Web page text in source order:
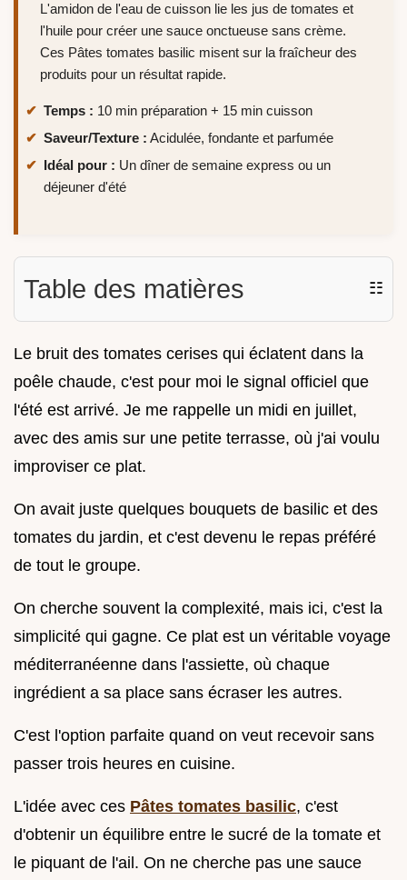
L'amidon de l'eau de cuisson lie les jus de tomates et
l'huile pour créer une sauce onctueuse sans crème.
Ces Pâtes tomates basilic misent sur la fraîcheur des
produits pour un résultat rapide.
Temps : 10 min préparation + 15 min cuisson
Saveur/Texture : Acidulée, fondante et parfumée
Idéal pour : Un dîner de semaine express ou un
déjeuner d'été
Table des matières ☷
Le bruit des tomates cerises qui éclatent dans la
poêle chaude, c'est pour moi le signal officiel que
l'été est arrivé. Je me rappelle un midi en juillet,
avec des amis sur une petite terrasse, où j'ai voulu
improviser ce plat.
On avait juste quelques bouquets de basilic et des
tomates du jardin, et c'est devenu le repas préféré
de tout le groupe.
On cherche souvent la complexité, mais ici, c'est la
simplicité qui gagne. Ce plat est un véritable voyage
méditerranéenne dans l'assiette, où chaque
ingrédient a sa place sans écraser les autres.
C'est l'option parfaite quand on veut recevoir sans
passer trois heures en cuisine.
L'idée avec ces Pâtes tomates basilic, c'est
d'obtenir un équilibre entre le sucré de la tomate et
le piquant de l'ail. On ne cherche pas une sauce